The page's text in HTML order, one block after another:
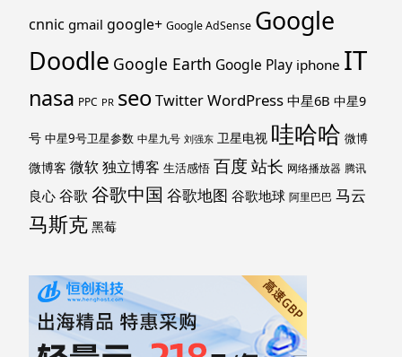
cnnic gmail google+ Google AdSense Google
Doodle Google Earth Google Play iphone IT
nasa PPC PR seoTwitterWordPress 中星6B 中星9
号 中星9号卫星参数 中星九号 刘强东 卫星电视 哇哈哈 微博
微博客 微软独立博客 生活感悟 百度 站长 网络播放器 腾讯
良心 谷歌 谷歌中国 谷歌地图 谷歌地球 阿里巴巴 马云
马斯克 黑莓